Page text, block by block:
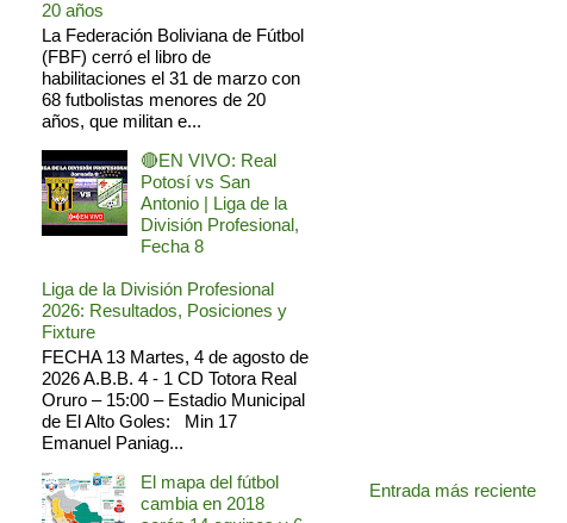
Entrada más reciente
20 años
La Federación Boliviana de Fútbol
(FBF) cerró el libro de
habilitaciones el 31 de marzo con
68 futbolistas menores de 20
años, que militan e...
🔴EN VIVO: Real
Potosí vs San
Antonio | Liga de la
División Profesional,
Fecha 8
Liga de la División Profesional
2026: Resultados, Posiciones y
Fixture
FECHA 13 Martes, 4 de agosto de
2026 A.B.B. 4 - 1 CD Totora Real
Oruro – 15:00 – Estadio Municipal
de El Alto Goles: Min 17
Emanuel Paniag...
El mapa del fútbol
cambia en 2018